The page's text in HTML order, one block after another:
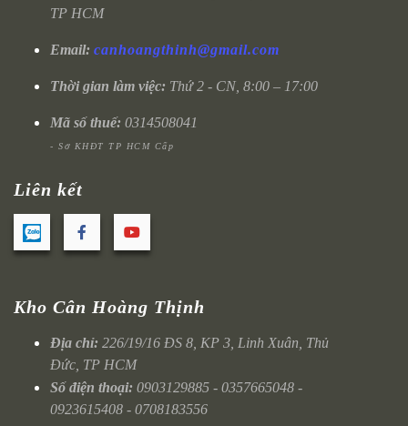
TP HCM
Email: canhoangthinh@gmail.com
Thời gian làm việc: Thứ 2 - CN, 8:00 – 17:00
Mã số thuế: 0314508041
- Sở KHĐT TP HCM Cấp
Liên kết
Kho Cân Hoàng Thịnh
Địa chỉ: 226/19/16 ĐS 8, KP 3, Linh Xuân, Thủ
Đức, TP HCM
Số điện thoại: 0903129885 - 0357665048 -
0923615408 - 0708183556